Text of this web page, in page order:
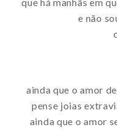
e não
ainda que o amor
pense joias
ainda que o amor